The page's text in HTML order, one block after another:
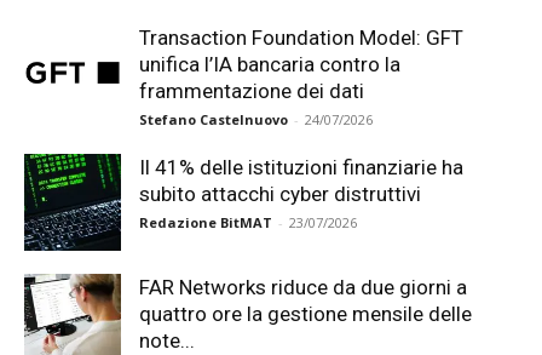
Transaction Foundation Model: GFT
unifica l’IA bancaria contro la
frammentazione dei dati
Stefano Castelnuovo - 24/07/2026
Il 41% delle istituzioni finanziarie ha
subito attacchi cyber distruttivi
Redazione BitMAT - 23/07/2026
FAR Networks riduce da due giorni a
quattro ore la gestione mensile delle
note...